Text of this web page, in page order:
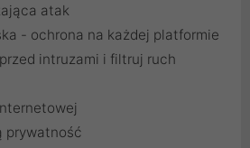
atak
- ochrona na każdej platformie
intruzami i filtruj ruch
prywatność